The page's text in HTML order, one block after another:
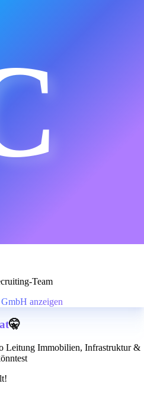
Team
anzeigen
🤫
Leitung Immobilien, Infrastruktur &